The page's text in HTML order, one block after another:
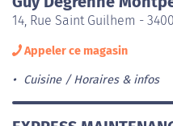
14, Rue Saint Guilhem -
Appeler ce magasin
Cuisine Horaires & infos